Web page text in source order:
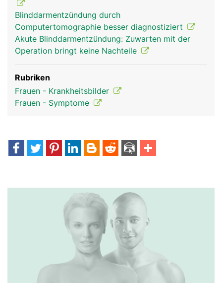
Blinddarmentzündung durch
Computertomographie besser diagnostiziert
Akute Blinddarmentzündung: Zuwarten mit der
Operation bringt keine Nachteile
Rubriken
Frauen - Krankheitsbilder
Frauen - Symptome